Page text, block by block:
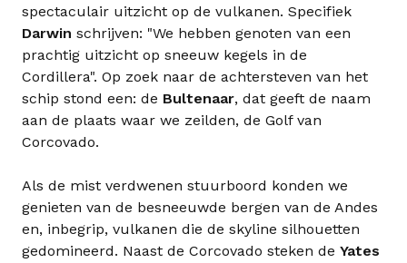
spectaculair uitzicht op de vulkanen. Specifiek
Darwin schrijven: "We hebben genoten van een
prachtig uitzicht op sneeuw kegels in de
Cordillera". Op zoek naar de achtersteven van het
schip stond een: de Bultenaar, dat geeft de naam
aan de plaats waar we zeilden, de Golf van
Corcovado.
Als de mist verdwenen stuurboord konden we
genieten van de besneeuwde bergen van de Andes
en, inbegrip, vulkanen die de skyline silhouetten
gedomineerd. Naast de Corcovado steken de Yates